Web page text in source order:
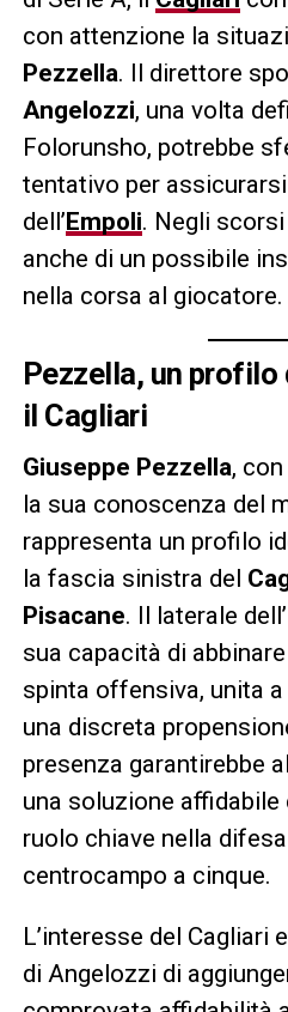
con attenzione la
Pezzella. Il direttore
Angelozzi, una volta
Folorunsho, potrebbe
tentativo per
dell’Empoli. Negli
anche di un possibile
nella corsa al giocatore.
Pezzella, un profilo
il Cagliari
Giuseppe Pezzella,
la sua conoscenza del
rappresenta un profilo
la fascia sinistra del
Pisacane. Il laterale
sua capacità di
spinta offensiva, unita
una discreta
presenza garantirebbe
una soluzione affidabile
ruolo chiave nella
centrocampo a cinque.
L’interesse del Cagliari
di Angelozzi di